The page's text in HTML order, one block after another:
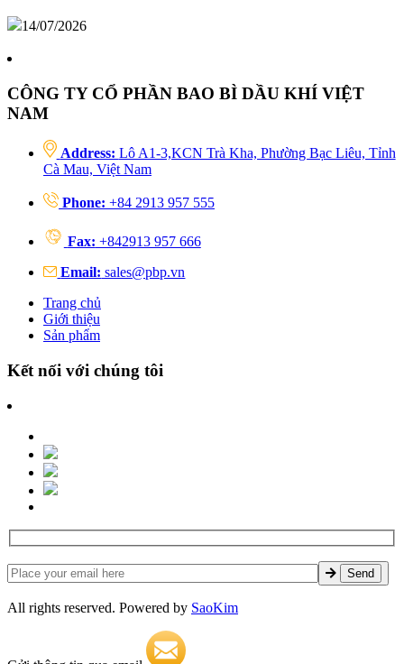
14/07/2026
CÔNG TY CỔ PHẦN BAO BÌ DẦU KHÍ VIỆT
NAM
Address: Lô A1-3,KCN Trà Kha, Phường Bạc Liêu, Tỉnh
Cà Mau, Việt Nam
Phone: +84 2913 957 555
Fax: +842913 957 666
Email: sales@pbp.vn
Trang chủ
Giới thiệu
Sản phẩm
Kết nối với chúng tôi
All rights reserved. Powered by SaoKim